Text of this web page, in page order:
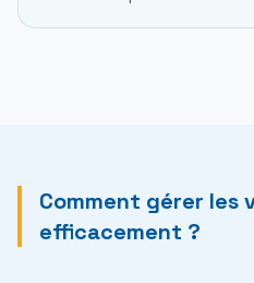
Comment gérer les
efficacement ?